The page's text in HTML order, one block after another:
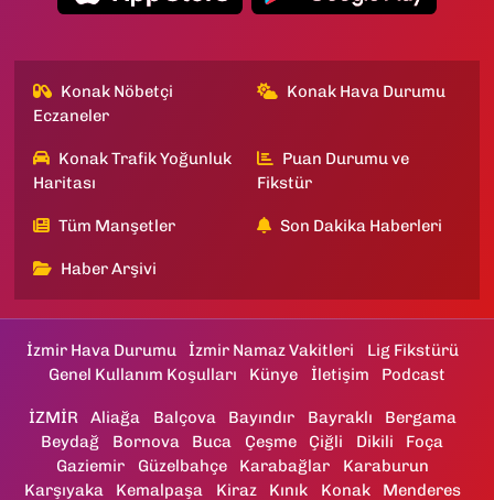
Konak Nöbetçi
Eczaneler
Konak Hava Durumu
Konak Trafik Yoğunluk
Haritası
Puan Durumu ve
Fikstür
Tüm Manşetler Son Dakika Haberleri
Haber Arşivi
İzmir Hava Durumu İzmir Namaz Vakitleri
Lig Fikstürü
Genel Kullanım Koşulları
Künye İletişim Podcast
İZMİR Aliağa Balçova Bayındır Bayraklı
Bergama
Beydağ
Bornova Buca Çeşme Çiğli Dikili
Foça
Gaziemir
Güzelbahçe Karabağlar
Karaburun
Karşıyaka
Kemalpaşa Kiraz Kınık Konak Menderes